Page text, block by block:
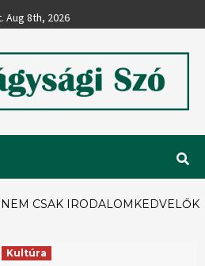
Aug 8th, 2026
NEM CSAK IRODALOMKEDVELŐK
Kultúra